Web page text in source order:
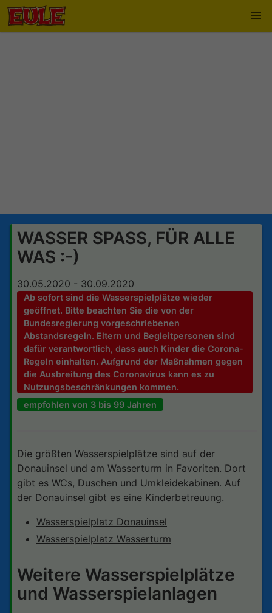
WASSER SPASS, FÜR ALLE
WAS :-)
30.05.2020 - 30.09.2020
Ab sofort sind die Wasserspielplätze wieder
geöffnet. Bitte beachten Sie die von der
Bundesregierung vorgeschriebenen
Abstandsregeln. Eltern und Begleitpersonen sind
dafür verantwortlich, dass auch Kinder die Corona-
Regeln einhalten. Aufgrund der Maßnahmen gegen
die Ausbreitung des Coronavirus kann es zu
Nutzungsbeschränkungen kommen.
empfohlen von 3 bis 99 Jahren
Die größten Wasserspielplätze sind auf der
Donauinsel und am Wasserturm in Favoriten. Dort
gibt es WCs, Duschen und Umkleidekabinen. Auf
der Donauinsel gibt es eine Kinderbetreuung.
Wasserspielplatz Donauinsel
Wasserspielplatz Wasserturm
Weitere Wasserspielplätze
und Wasserspielanlagen